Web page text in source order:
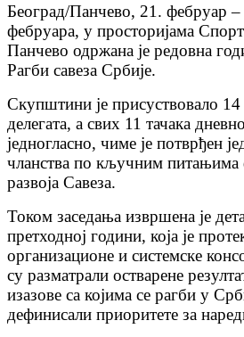
Београд/Панчево, 21. фебруар
фебруара, у просторијама
Панчево одржана је редовна
Рагби савеза Србије.
Скупштини је присуствовало
делегата, а свих 11 тачака
једногласно, чиме је потврђен
чланства по кључним
развоја Савеза.
Током заседања извршена је
претходној години, која је
организационе и системске
су разматрали остварене
изазове са којима се рагби у
дефинисали приоритете за